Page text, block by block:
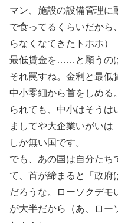
マン、施設の設備管理
で食ってるくらいだから
らなくなてきたトホホ）
最低賃金を……と願うの
それ罠すね。金利と最低
中小零細から首をしめる
られても、中小はそうは
ましてや大企業いがい
しか無い国です。
でも、あの国は自分たち
て、首が締まると「政府
だろうな。ローソクデモ
が大半だから（あ、ロー